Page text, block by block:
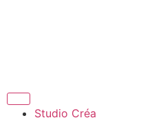
Studio Créa